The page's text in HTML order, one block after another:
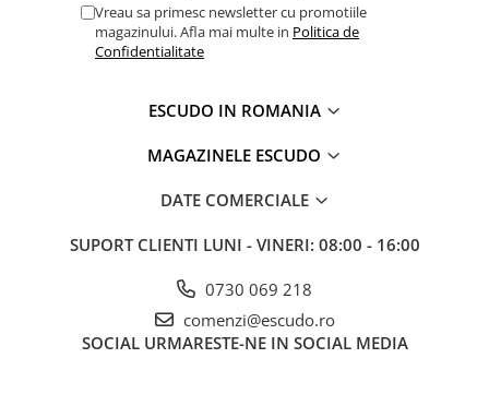
Vreau sa primesc newsletter cu promotiile
magazinului. Afla mai multe in Politica de
Confidentialitate
ESCUDO IN ROMANIA
MAGAZINELE ESCUDO
DATE COMERCIALE
SUPORT CLIENTI LUNI - VINERI: 08:00 - 16:00
0730 069 218
comenzi@escudo.ro
SOCIAL URMARESTE-NE IN SOCIAL MEDIA